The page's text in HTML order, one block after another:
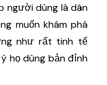
người dùng là dân
muốn khám phá
như rất tinh tế
họ dùng bản đỉnh